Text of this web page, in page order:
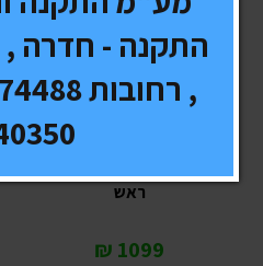
EVERVOX
זוג מסכים כולל EV710H
ראש
1099 ₪
התקנה - חדרה ,